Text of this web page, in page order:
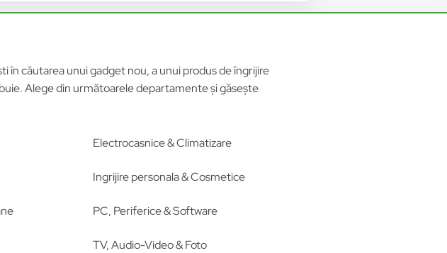
în căutarea unui gadget nou, a unui produs de îngrijire
Alege din următoarele departamente și găsește
Electrocasnice & Climatizare
Ingrijire personala & Cosmetice
PC, Periferice & Software
TV, Audio-Video & Foto